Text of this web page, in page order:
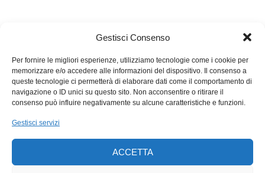
Gestisci Consenso
Per fornire le migliori esperienze, utilizziamo tecnologie come i cookie per
memorizzare e/o accedere alle informazioni del dispositivo. Il consenso a
queste tecnologie ci permetterà di elaborare dati come il comportamento di
navigazione o ID unici su questo sito. Non acconsentire o ritirare il
consenso può influire negativamente su alcune caratteristiche e funzioni.
Gestisci servizi
ACCETTA